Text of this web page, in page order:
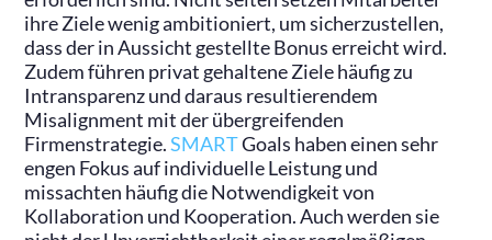
ihre Ziele wenig ambitioniert, um sicherzustellen,
dass der in Aussicht gestellte Bonus erreicht wird.
Zudem führen privat gehaltene Ziele häufig zu
Intransparenz und daraus resultierendem
Misalignment mit der übergreifenden
Firmenstrategie.SMARTGoals haben einen sehr
engen Fokus auf individuelle Leistung und
missachten häufig die Notwendigkeit von
Kollaboration und Kooperation. Auch werden sie